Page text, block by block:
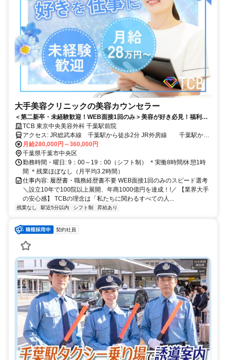
大手美容クリニックの美容カウンセラー
＜第二新卒・未経験歓迎！WEB面接1回のみ＞美容が好き必見！福利厚
生も充実！残業月平均3.2ｈ/最大800万円以上の年収も目指せます！千葉
駅から徒歩2分
TCB 東京中央美容外科 千葉駅前院
アクセス: JR総武本線 千葉駅から徒歩2分 JR外房線 千葉駅から
徒歩2分 JR内房線 千葉駅から徒歩2分 JR京葉線 千葉駅から徒
歩2分 JR成田線 千葉駅から徒歩2分 京成電鉄 京成千葉駅から徒歩
4分
月給280,000円～360,000円
千葉県千葉市中央区
勤務時間・曜日: 9：00～19：00（シフト制） ＊実働8時間/休憩1時
間 ＊残業ほぼなし（月平均3.2時間）
仕事内容: 履歴書・職務経歴書不要 WEB面接1回のみのスピード選考
＼設立10年で100院以上展開、年商1000億円を達成！!／ 【業界大手
の安心感】 TCBの理念は「私たちに関わるすべての人...
残業なし 駅近5分以内 シフト制 昇給あり
契約社員